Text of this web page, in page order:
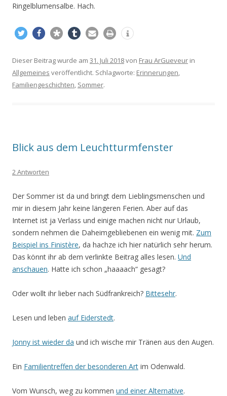
Ringelblumensalbe. Hach.
Dieser Beitrag wurde am 31. Juli 2018von Frau ArGueveur in
Allgemeines veröffentlicht. Schlagworte: Erinnerungen,
Familiengeschichten, Sommer.
Blick aus dem Leuchtturmfenster
2 Antworten
Der Sommer ist da und bringt dem Lieblingsmenschen und
mir in diesem Jahr keine längeren Ferien. Aber auf das
Internet ist ja Verlass und einige machen nicht nur Urlaub,
sondern nehmen die Daheimgebliebenen ein wenig mit. Zum
Beispiel ins Finistère, da hachze ich hier natürlich sehr herum.
Das könnt ihr ab dem verlinkte Beitrag alles lesen. Und
anschauen. Hatte ich schon „haaaach“ gesagt?
Oder wollt ihr lieber nach Südfrankreich? Bittesehr.
Lesen und leben auf Eiderstedt.
Jonny ist wieder da und ich wische mir Tränen aus den Augen.
Ein Familientreffen der besonderen Art im Odenwald.
Vom Wunsch, weg zu kommen und einer Alternative.